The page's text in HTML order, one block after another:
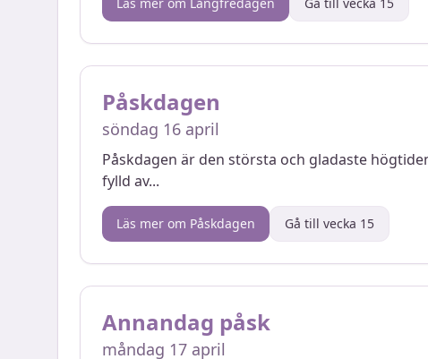
Påskdagen
söndag 16 april
Påskdagen är den största och gladaste
fylld av...
Läs mer om Påskdagen Gå till vecka 15
Annandag påsk
måndag 17 april